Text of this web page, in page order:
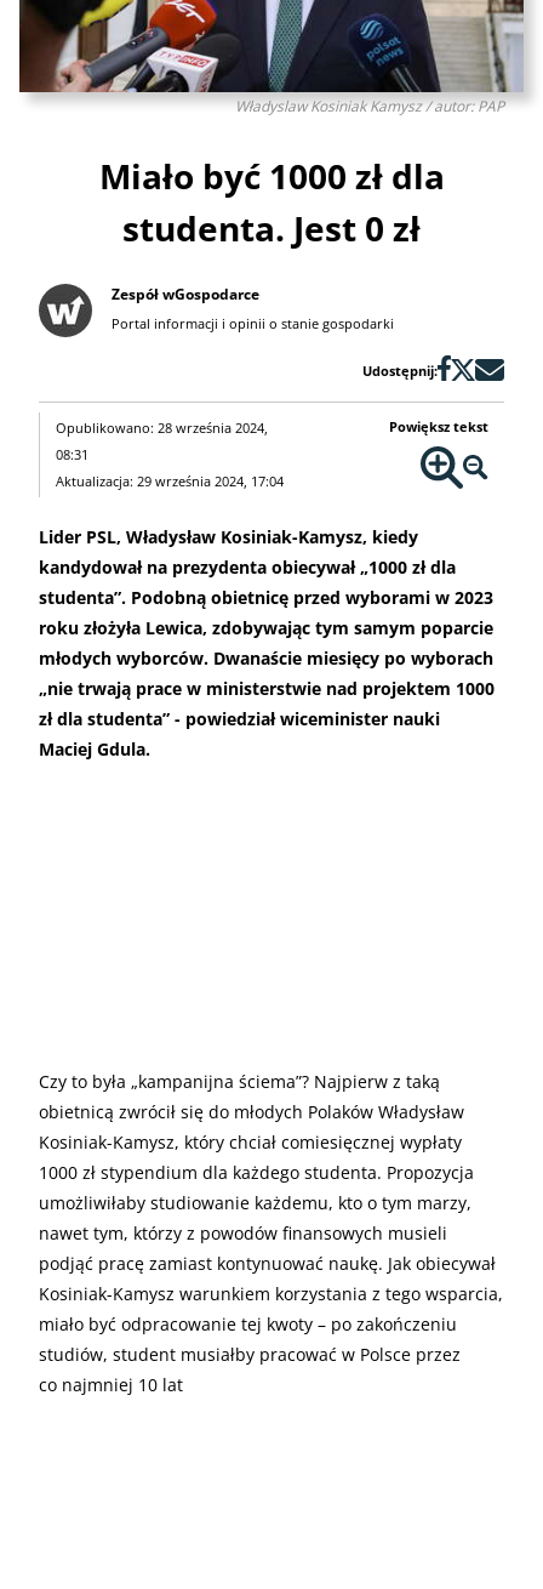
Władyslaw Kosiniak Kamysz / autor: PAP
Miało być 1000 zł dla
studenta. Jest 0 zł
Zespół wGospodarce
Portal informacji i opinii o stanie gospodarki
Udostępnij:
Opublikowano: 28 września 2024,
08:31
Aktualizacja: 29 września 2024, 17:04
Powiększ tekst
Lider PSL, Władysław Kosiniak-Kamysz, kiedy
kandydował na prezydenta obiecywał „1000 zł dla
studenta”. Podobną obietnicę przed wyborami w 2023
roku złożyła Lewica, zdobywając tym samym poparcie
młodych wyborców. Dwanaście miesięcy po wyborach
„nie trwają prace w ministerstwie nad projektem 1000
zł dla studenta” - powiedział wiceminister nauki
Maciej Gdula.
Czy to była „kampanijna ściema”? Najpierw z taką
obietnicą zwrócił się do młodych Polaków Władysław
Kosiniak-Kamysz, który chciał comiesięcznej wypłaty
1000 zł stypendium dla każdego studenta. Propozycja
umożliwiłaby studiowanie każdemu, kto o tym marzy,
nawet tym, którzy z powodów finansowych musieli
podjąć pracę zamiast kontynuować naukę. Jak obiecywał
Kosiniak-Kamysz warunkiem korzystania z tego wsparcia,
miało być odpracowanie tej kwoty – po zakończeniu
studiów, student musiałby pracować w Polsce przez
co najmniej 10 lat